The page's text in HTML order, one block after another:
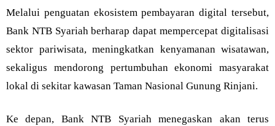
Melalui penguatan ekosistem pembayaran digital tersebut,
Bank NTB Syariah berharap dapat mempercepat digitalisasi
sektor pariwisata, meningkatkan kenyamanan wisatawan,
sekaligus mendorong pertumbuhan ekonomi masyarakat
lokal di sekitar kawasan Taman Nasional Gunung Rinjani.
Ke depan, Bank NTB Syariah menegaskan akan terus